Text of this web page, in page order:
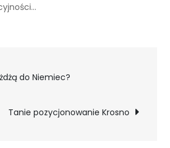
do Niemiec?
Tanie pozycjonowanie Krosno